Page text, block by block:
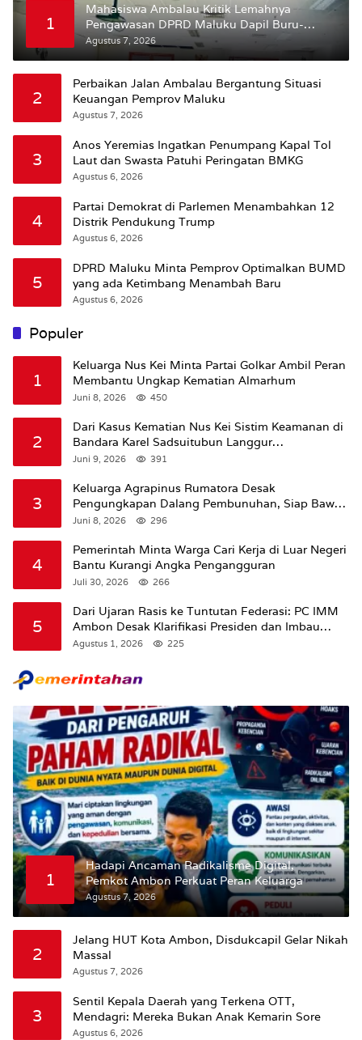
1
Mahasiswa Ambalau Kritik Lemahnya
Pengawasan DPRD Maluku Dapil Buru-
Bursel Terhadap Proses Perubahan Status
Jalan
Agustus 7, 2026
2
Perbaikan Jalan Ambalau Bergantung Situasi
Keuangan Pemprov Maluku
Agustus 7, 2026
3
Anos Yeremias Ingatkan Penumpang Kapal Tol
Laut dan Swasta Patuhi Peringatan BMKG
Agustus 6, 2026
4
Partai Demokrat di Parlemen Menambahkan 12
Distrik Pendukung Trump
Agustus 6, 2026
5
DPRD Maluku Minta Pemprov Optimalkan BUMD
yang ada Ketimbang Menambah Baru
Agustus 6, 2026
Populer
1
Keluarga Nus Kei Minta Partai Golkar Ambil Peran
Membantu Ungkap Kematian Almarhum
Juni 8, 2026 450
2
Dari Kasus Kematian Nus Kei Sistim Keamanan di
Bandara Karel Sadsuitubun Langgur
Dipertanyakan
Juni 9, 2026 391
3
Keluarga Agrapinus Rumatora Desak
Pengungkapan Dalang Pembunuhan, Siap Bawa
Kasus ke Komisi III DPR RI
Juni 8, 2026 296
4
Pemerintah Minta Warga Cari Kerja di Luar Negeri
Bantu Kurangi Angka Pengangguran
Juli 30, 2026 266
5
Dari Ujaran Rasis ke Tuntutan Federasi: PC IMM
Ambon Desak Klarifikasi Presiden dan Imbau
Tunda Pengibaran Bendera Merah Putih Di
Agustus 1, 2026 225
1
Hadapi Ancaman Radikalisme Digital,
Pemkot Ambon Perkuat Peran Keluarga
Agustus 7, 2026
2
Jelang HUT Kota Ambon, Disdukcapil Gelar Nikah
Massal
Agustus 7, 2026
3
Sentil Kepala Daerah yang Terkena OTT,
Mendagri: Mereka Bukan Anak Kemarin Sore
Agustus 6, 2026